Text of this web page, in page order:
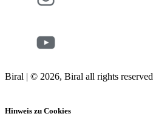
Biral | © 2026, Biral all rights reserved
Hinweis zu Cookies